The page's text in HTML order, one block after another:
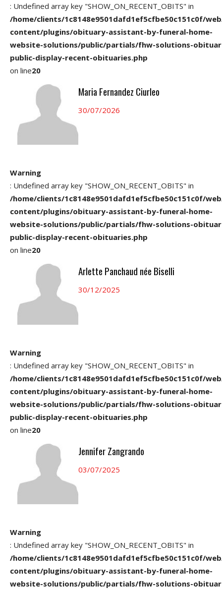
: Undefined array key "SHOW_ON_RECENT_OBITS" in
/home/clients/1c8148e9501dafd1ef5cfbe50c151c0f/
content/plugins/obituary-assistant-by-funeral-home-
website-solutions/public/partials/fhw-solutions-
public-display-recent-obituaries.php
on line20
Maria Fernandez Ciurleo
30/07/2026
Warning
: Undefined array key "SHOW_ON_RECENT_OBITS" in
/home/clients/1c8148e9501dafd1ef5cfbe50c151c0f/
content/plugins/obituary-assistant-by-funeral-home-
website-solutions/public/partials/fhw-solutions-
public-display-recent-obituaries.php
on line20
Arlette Panchaud née Biselli
30/12/2025
Warning
: Undefined array key "SHOW_ON_RECENT_OBITS" in
/home/clients/1c8148e9501dafd1ef5cfbe50c151c0f/
content/plugins/obituary-assistant-by-funeral-home-
website-solutions/public/partials/fhw-solutions-
public-display-recent-obituaries.php
on line20
Jennifer Zangrando
03/07/2025
Warning
: Undefined array key "SHOW_ON_RECENT_OBITS" in
/home/clients/1c8148e9501dafd1ef5cfbe50c151c0f/
content/plugins/obituary-assistant-by-funeral-home-
website-solutions/public/partials/fhw-solutions-